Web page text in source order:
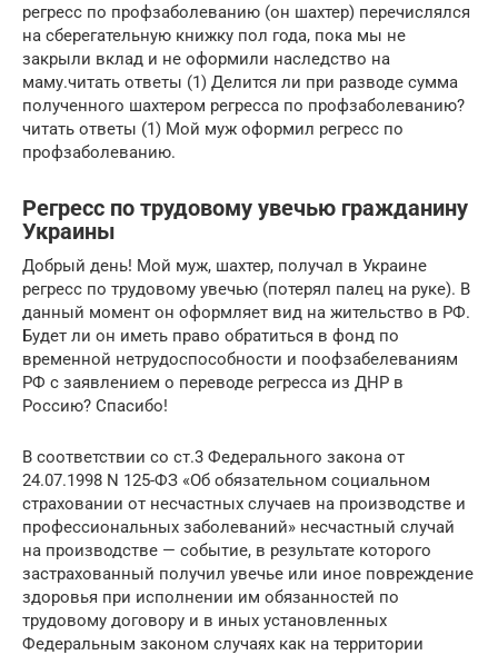
регресс по профзаболеванию (он шахтер) перечислялся
на сберегательную книжку пол года, пока мы не
закрыли вклад и не оформили наследство на
маму.читать ответы (1) Делится ли при разводе сумма
полученного шахтером регресса по профзаболеванию?
читать ответы (1) Мой муж оформил регресс по
профзаболеванию.
Регресс по трудовому увечью гражданину
Украины
Добрый день! Мой муж, шахтер, получал в Украине
регресс по трудовому увечью (потерял палец на руке). В
данный момент он оформляет вид на жительство в РФ.
Будет ли он иметь право обратиться в фонд по
временной нетрудоспособности и поофзабелеваниям
РФ с заявлением о переводе регресса из ДНР в
Россию? Спасибо!
В соответствии со ст.3 Федерального закона от
24.07.1998 N 125-ФЗ «Об обязательном социальном
страховании от несчастных случаев на производстве и
профессиональных заболеваний» несчастный случай
на производстве — событие, в результате которого
застрахованный получил увечье или иное повреждение
здоровья при исполнении им обязанностей по
трудовому договору и в иных установленных
Федеральным законом случаях как на территории